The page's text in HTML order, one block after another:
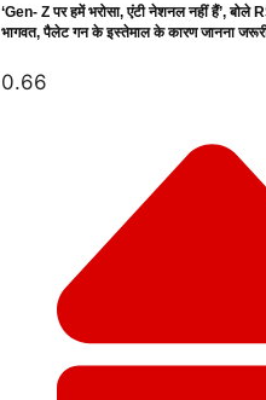
‘Gen- Z पर हमें भरोसा, एंटी नेशनल नहीं हैं’, बोले
भागवत, पैलेट गन के इस्तेमाल के कारण जानना